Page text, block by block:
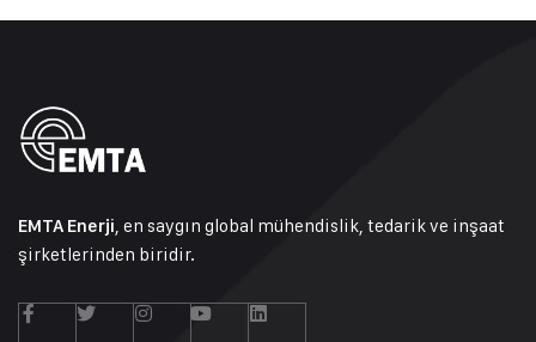
EMTA Enerji, en saygın global mühendislik, tedarik ve inşaat
şirketlerinden biridir.